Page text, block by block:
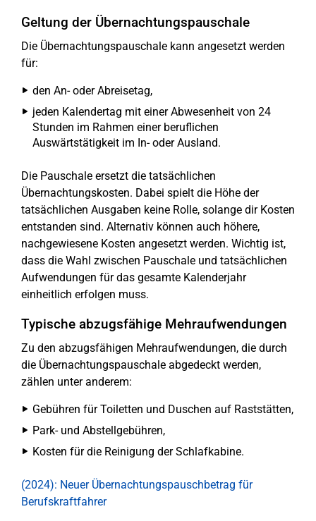
Geltung der Übernachtungspauschale
Die Übernachtungspauschale kann angesetzt werden
für:
den An- oder Abreisetag,
jeden Kalendertag mit einer Abwesenheit von 24
Stunden im Rahmen einer beruflichen
Auswärtstätigkeit im In- oder Ausland.
Die Pauschale ersetzt die tatsächlichen
Übernachtungskosten. Dabei spielt die Höhe der
tatsächlichen Ausgaben keine Rolle, solange dir Kosten
entstanden sind. Alternativ können auch höhere,
nachgewiesene Kosten angesetzt werden. Wichtig ist,
dass die Wahl zwischen Pauschale und tatsächlichen
Aufwendungen für das gesamte Kalenderjahr
einheitlich erfolgen muss.
Typische abzugsfähige Mehraufwendungen
Zu den abzugsfähigen Mehraufwendungen, die durch
die Übernachtungspauschale abgedeckt werden,
zählen unter anderem:
Gebühren für Toiletten und Duschen auf Raststätten,
Park- und Abstellgebühren,
Kosten für die Reinigung der Schlafkabine.
(2024): Neuer Übernachtungspauschbetrag für
Berufskraftfahrer